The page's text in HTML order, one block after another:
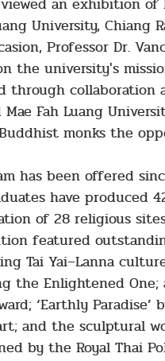
an exhibition of
University, Chiang
Professor Dr.
the university's
through collaboration
Mae Fah Luang
monks the
has been offered
have
of 28 religious
featured
Tai Yai–Lanna
the Enlightened One;
‘Earthly
and the sculptural
by the Royal Thai